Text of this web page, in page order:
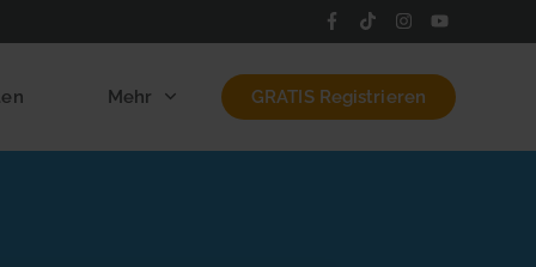
Mehr GRATIS Registrieren